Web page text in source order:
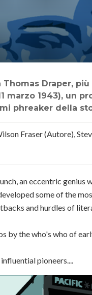
marzo 1943), un
phreaker della
Fraser(Autore),
an eccentric genius
some of the
and hurdles of
by the who's who of
pioneers....